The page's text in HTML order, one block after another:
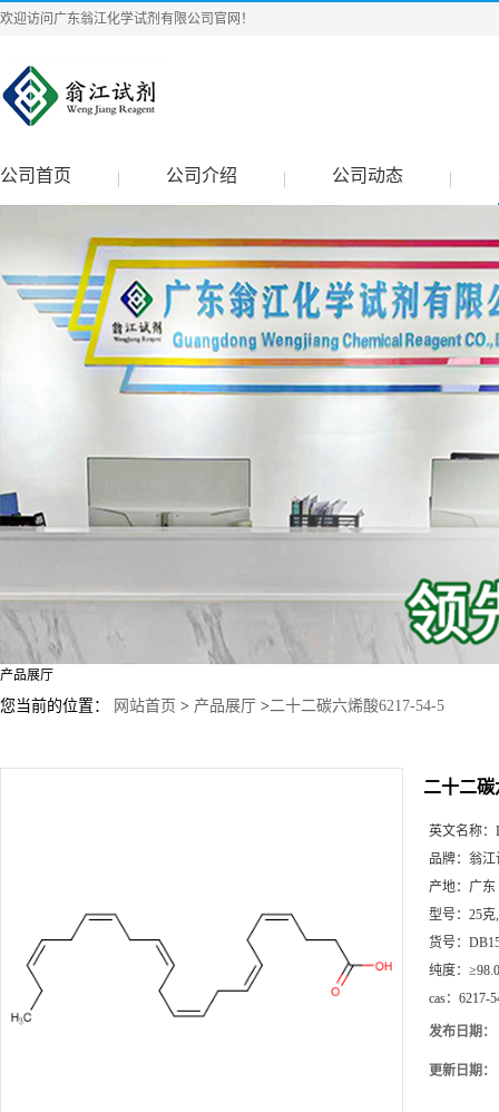
欢迎访问广东翁江化学试剂有限公司官网！
公司首页 公司介绍 公司动态
产品展厅
您当前的位置： 网站首页 > 产品展厅 >二十二碳六烯酸6217-54-5
二十二碳
英文名称：
品牌： 翁江
产地： 广东
型号： 25克
货号：
纯度：
cas： 6217-
发布日期：
更新日期：